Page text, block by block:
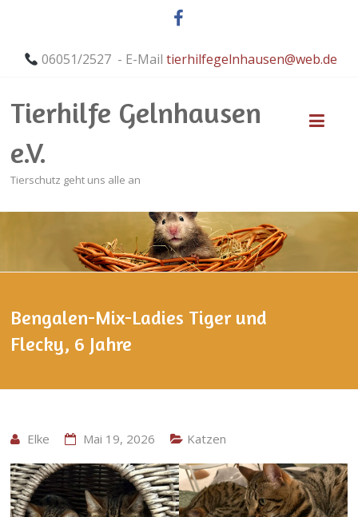
06051/2527 - E-Mailtierhilfegelnhausen@web.de
Tierhilfe Gelnhausen
e.V.
Tierschutz geht uns alle an
Bengalen-Mix-Ladies Tiger und
Flecky, 6 Jahre
Elke Mai 19, 2026 Katzen